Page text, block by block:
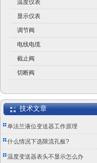
温度仪表
显示仪表
调节阀
电线电缆
截止阀
切断阀
技术文章
单法兰液位变送器工作原理
什么情况下选限流孔板?
温度变送器表头不显示怎么办